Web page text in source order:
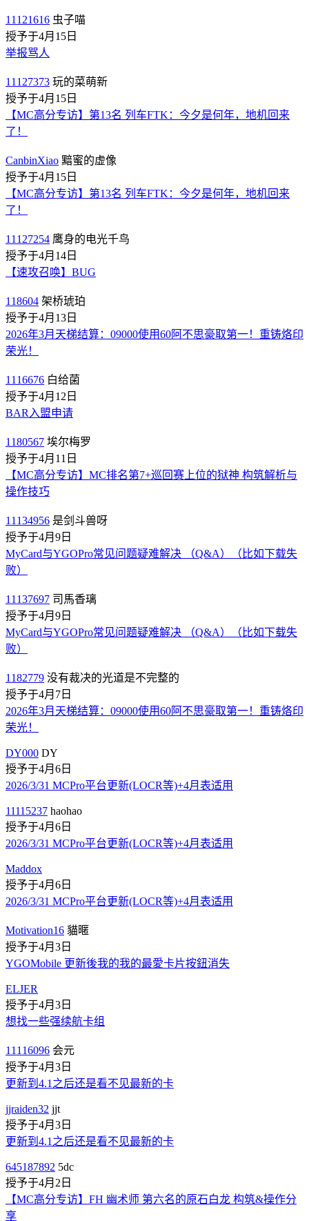
11121616 虫子喵
授予于4月15日
举报骂人
11127373 玩的菜萌新
授予于4月15日
【MC高分专访】第13名 列车FTK：今夕是何年，地机回来
了！
CanbinXiao 黯蜜的虚像
授予于4月15日
【MC高分专访】第13名 列车FTK：今夕是何年，地机回来
了！
11127254 鹰身的电光千鸟
授予于4月14日
【速攻召唤】BUG
118604 架桥琥珀
授予于4月13日
2026年3月天梯结算：09000使用60阿不思豪取第一！重铸烙印
荣光！
1116676 白给菌
授予于4月12日
BAR入盟申请
1180567 埃尔梅罗
授予于4月11日
【MC高分专访】MC排名第7+巡回赛上位的狱神 构筑解析与
操作技巧
11134956 是剑斗兽呀
授予于4月9日
MyCard与YGOPro常见问题疑难解决 （Q&A）（比如下载失
败）
11137697 司馬香璃
授予于4月9日
MyCard与YGOPro常见问题疑难解决 （Q&A）（比如下载失
败）
1182779 没有裁决的光道是不完整的
授予于4月7日
2026年3月天梯结算：09000使用60阿不思豪取第一！重铸烙印
荣光！
DY000 DY
授予于4月6日
2026/3/31 MCPro平台更新(LOCR等)+4月表适用
11115237 haohao
授予于4月6日
2026/3/31 MCPro平台更新(LOCR等)+4月表适用
Maddox
授予于4月6日
2026/3/31 MCPro平台更新(LOCR等)+4月表适用
Motivation16 貓暱
授予于4月3日
YGOMobile 更新後我的我的最愛卡片按鈕消失
ELJER
授予于4月3日
想找一些强续航卡组
11116096 会元
授予于4月3日
更新到4.1之后还是看不见最新的卡
jjraiden32 jjt
授予于4月3日
更新到4.1之后还是看不见最新的卡
645187892 5dc
授予于4月2日
【MC高分专访】FH 幽术师 第六名的原石白龙 构筑&操作分
享